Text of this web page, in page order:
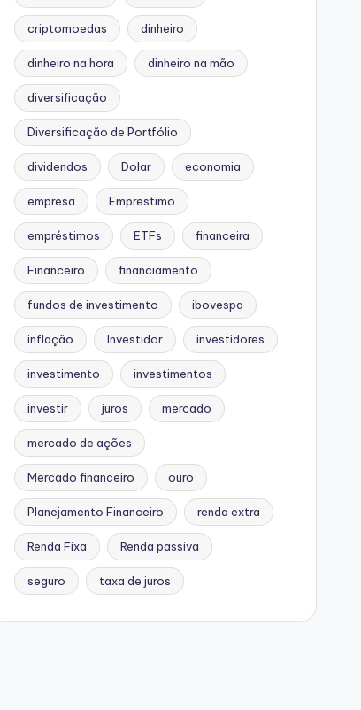
criptomoedas dinheiro
dinheiro na hora dinheiro na mão
diversificação
Diversificação de Portfólio
dividendos Dolar economia
empresa Emprestimo
empréstimos ETFs financeira
Financeiro financiamento
fundos de investimento ibovespa
inflação Investidor investidores
investimento investimentos
investir juros mercado
mercado de ações
Mercado financeiro ouro
Planejamento Financeiro renda extra
Renda Fixa Renda passiva
seguro taxa de juros